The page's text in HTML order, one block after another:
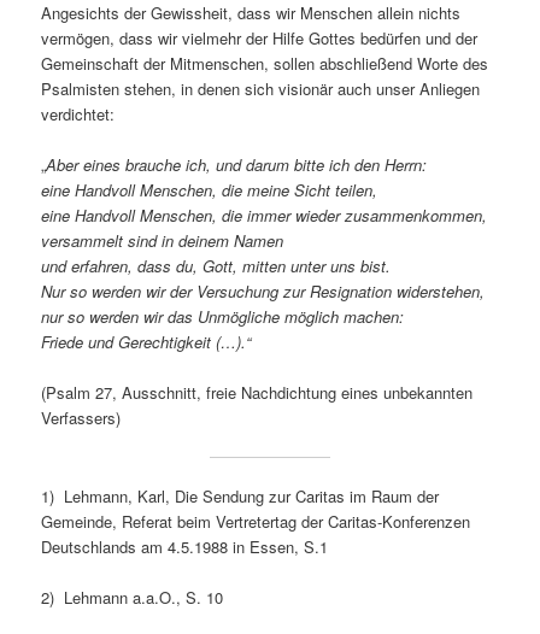
Angesichts der Gewissheit, dass wir Menschen allein nichts
vermögen, dass wir vielmehr der Hilfe Gottes bedürfen und der
Gemeinschaft der Mitmenschen, sollen abschließend Worte des
Psalmisten stehen, in denen sich visionär auch unser Anliegen
verdichtet:
„Aber eines brauche ich, und darum bitte ich den Herrn:
eine Handvoll Menschen, die meine Sicht teilen,
eine Handvoll Menschen, die immer wieder zusammenkommen,
versammelt sind in deinem Namen
und erfahren, dass du, Gott, mitten unter uns bist.
Nur so werden wir der Versuchung zur Resignation widerstehen,
nur so werden wir das Unmögliche möglich machen:
Friede und Gerechtigkeit (…).“
(Psalm 27, Ausschnitt, freie Nachdichtung eines unbekannten
Verfassers)
1) Lehmann, Karl, Die Sendung zur Caritas im Raum der
Gemeinde, Referat beim Vertretertag der Caritas-Konferenzen
Deutschlands am 4.5.1988 in Essen, S.1
2) Lehmann a.a.O., S. 10